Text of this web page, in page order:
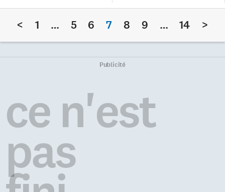
implication dans ce projet qui
Inuits dans le Grand Nord.
Avant de composer la musique
de La légende de Sarila, Elisapie
personnages et des scènes du
dessin […]
compagnon, essaient par tous
amoureux, mais elle ne semble
pas attirée par les jeunes
hommes que lui présentent les
expert en sécurité, qui, loin […]
< 1 … 5 6 7 8 9 … 14 >
Publicité
ce n'est
pas